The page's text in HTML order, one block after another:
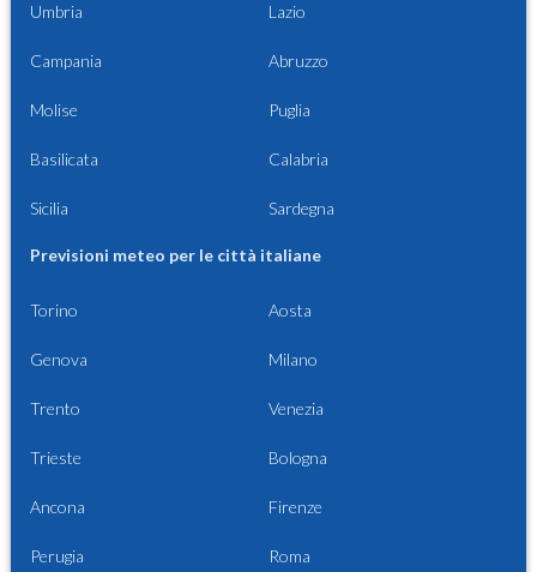
Umbria Lazio
Campania Abruzzo
Molise Puglia
Basilicata Calabria
Sicilia Sardegna
Previsioni meteo per le città italiane
Torino Aosta
Genova Milano
Trento Venezia
Trieste Bologna
Ancona Firenze
Perugia Roma